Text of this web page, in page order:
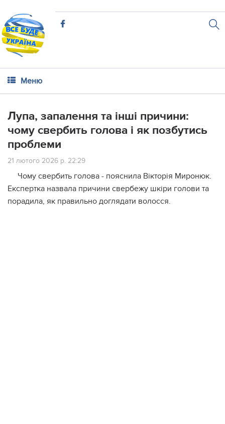
Меню
Лупа, запалення та інші причини:
чому свербить голова і як позбутись
проблеми
21 лютого 2026 р. 22:29
Чому свербить голова - пояснила Вікторія Миронюк.
Експертка назвала причини свербежу шкіри голови та
порадила, як правильно доглядати волосся.